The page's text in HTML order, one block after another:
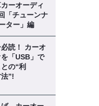
カーオーディ
「チューンナ
ター」編
読！ カーオ
「USB」で
の“利
”!